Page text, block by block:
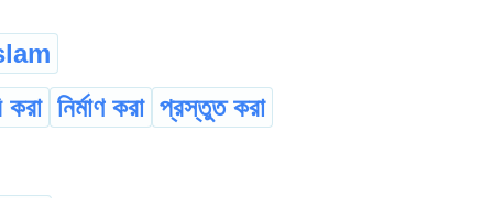
করা নির্মাণ করা প্রস্তুত করা